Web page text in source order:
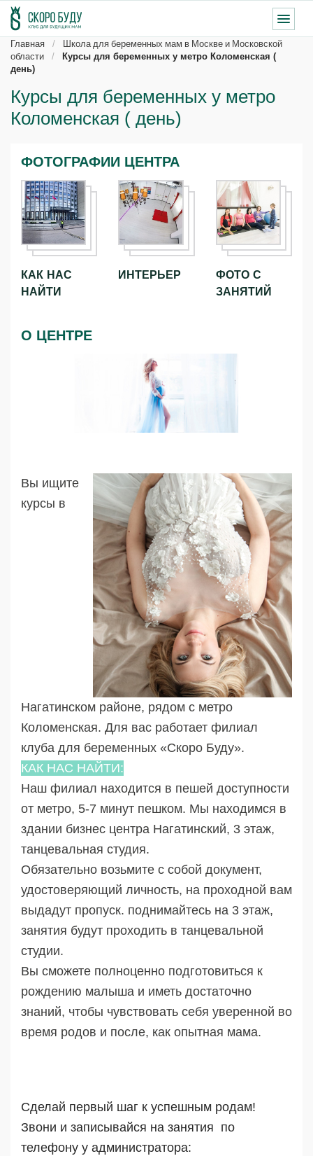
Главная
Школа для беременных мам в Москве и Московской
области
Курсы для беременных у метро Коломенская (
день)
Курсы для беременных у метро
Коломенская ( день)
ФОТОГРАФИИ ЦЕНТРА
КАК НАС
НАЙТИ
ИНТЕРЬЕР
ФОТО С
ЗАНЯТИЙ
О ЦЕНТРЕ
Вы ищите
курсы в
Нагатинском районе, рядом с метро
Коломенская. Для вас работает филиал
клуба для беременных «Скоро Буду».
КАК НАС НАЙТИ:
Наш филиал находится в пешей доступности
от метро, 5-7 минут пешком. Мы находимся в
здании бизнес центра Нагатинский, 3 этаж,
танцевальная студия.
Обязательно возьмите с собой документ,
удостоверяющий личность, на проходной вам
выдадут пропуск. поднимайтесь на 3 этаж,
занятия будут проходить в танцевальной
студии.
Вы сможете полноценно подготовиться к
рождению малыша и иметь достаточно
знаний, чтобы чувствовать себя уверенной во
время родов и после, как опытная мама.
Сделай первый шаг к успешным родам!
Звони и записывайся на занятия по
телефону у администратора: